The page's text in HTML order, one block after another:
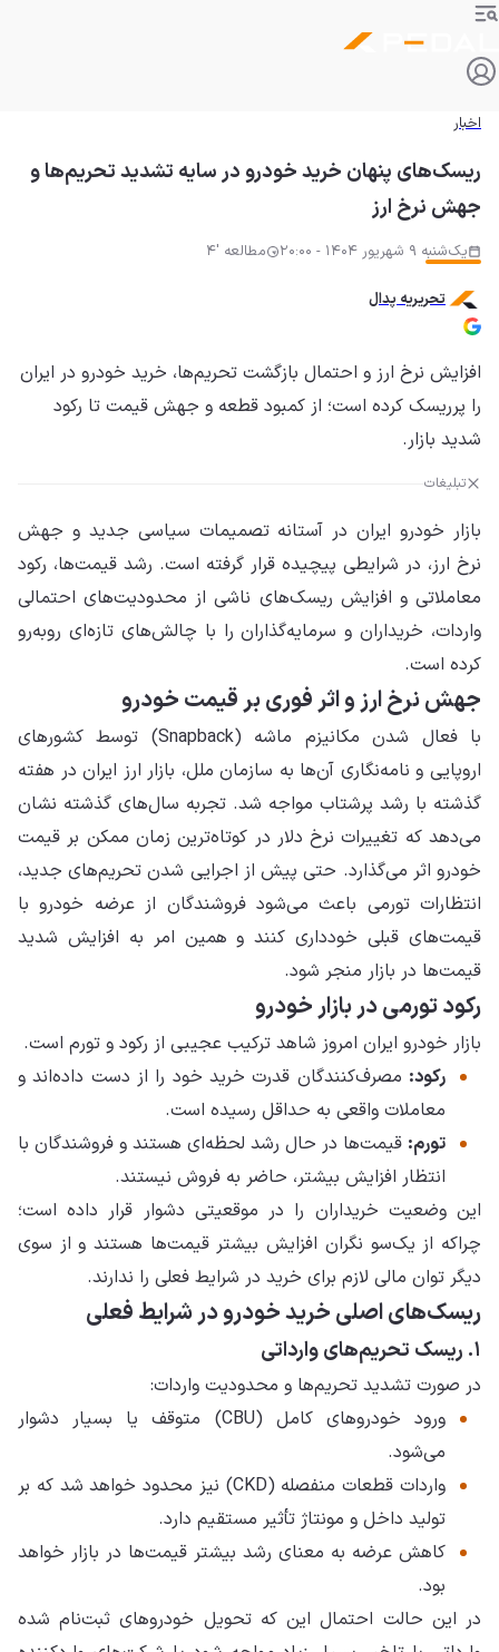
اخبار
ریسک‌های پنهان خرید خودرو در سایه تشدید تحریم‌ها و
جهش نرخ ارز
یک‌شنبه 9 شهریور 1404 - 20:00 مطالعه '4
تحریریه پدال
افزایش نرخ ارز و احتمال بازگشت تحریم‌ها، خرید خودرو در ایران
را پرریسک کرده است؛ از کمبود قطعه و جهش قیمت تا رکود
شدید بازار.
تبلیغات
بازار خودرو ایران در آستانه تصمیمات سیاسی جدید و جهش
نرخ ارز، در شرایطی پیچیده قرار گرفته است. رشد قیمت‌ها، رکود
معاملاتی و افزایش ریسک‌های ناشی از محدودیت‌های احتمالی
واردات، خریداران و سرمایه‌گذاران را با چالش‌های تازه‌ای روبه‌رو
کرده است.
جهش نرخ ارز و اثر فوری بر قیمت خودرو
با فعال شدن مکانیزم ماشه (Snapback) توسط کشورهای
اروپایی و نامه‌نگاری آن‌ها به سازمان ملل، بازار ارز ایران در هفته
گذشته با رشد پرشتاب مواجه شد. تجربه سال‌های گذشته نشان
می‌دهد که تغییرات نرخ دلار در کوتاه‌ترین زمان ممکن بر قیمت
خودرو اثر می‌گذارد. حتی پیش از اجرایی شدن تحریم‌های جدید،
انتظارات تورمی باعث می‌شود فروشندگان از عرضه خودرو با
قیمت‌های قبلی خودداری کنند و همین امر به افزایش شدید
قیمت‌ها در بازار منجر شود.
رکود تورمی در بازار خودرو
بازار خودرو ایران امروز شاهد ترکیب عجیبی از رکود و تورم است.
رکود: مصرف‌کنندگان قدرت خرید خود را از دست داده‌اند و
معاملات واقعی به حداقل رسیده است.
تورم: قیمت‌ها در حال رشد لحظه‌ای هستند و فروشندگان با
انتظار افزایش بیشتر، حاضر به فروش نیستند.
این وضعیت خریداران را در موقعیتی دشوار قرار داده است؛
چراکه از یک‌سو نگران افزایش بیشتر قیمت‌ها هستند و از سوی
دیگر توان مالی لازم برای خرید در شرایط فعلی را ندارند.
ریسک‌های اصلی خرید خودرو در شرایط فعلی
۱. ریسک تحریم‌های وارداتی
در صورت تشدید تحریم‌ها و محدودیت واردات:
ورود خودروهای کامل (CBU) متوقف یا بسیار دشوار
می‌شود.
واردات قطعات منفصله (CKD) نیز محدود خواهد شد که بر
تولید داخل و مونتاژ تأثیر مستقیم دارد.
کاهش عرضه به معنای رشد بیشتر قیمت‌ها در بازار خواهد
بود.
در این حالت احتمال این که تحویل خودروهای ثبت‌نام شده